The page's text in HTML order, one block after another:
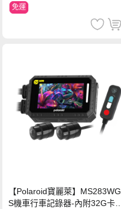
免運
【Polaroid寶麗萊】MS283WG
S機車行車記錄器-內附32G卡